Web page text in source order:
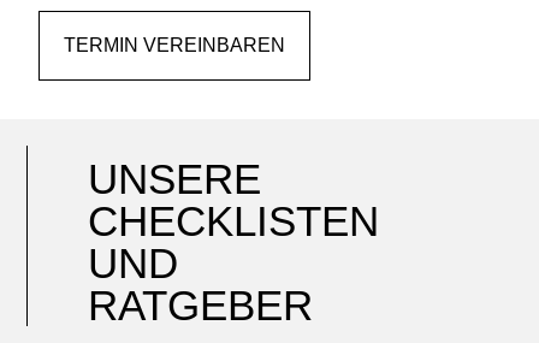
TERMIN VEREINBAREN
UNSERE
CHECKLISTEN
UND
RATGEBER